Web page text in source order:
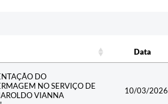
Data
DO
NO SERVIÇO DE
VIANNA
10/03/2026